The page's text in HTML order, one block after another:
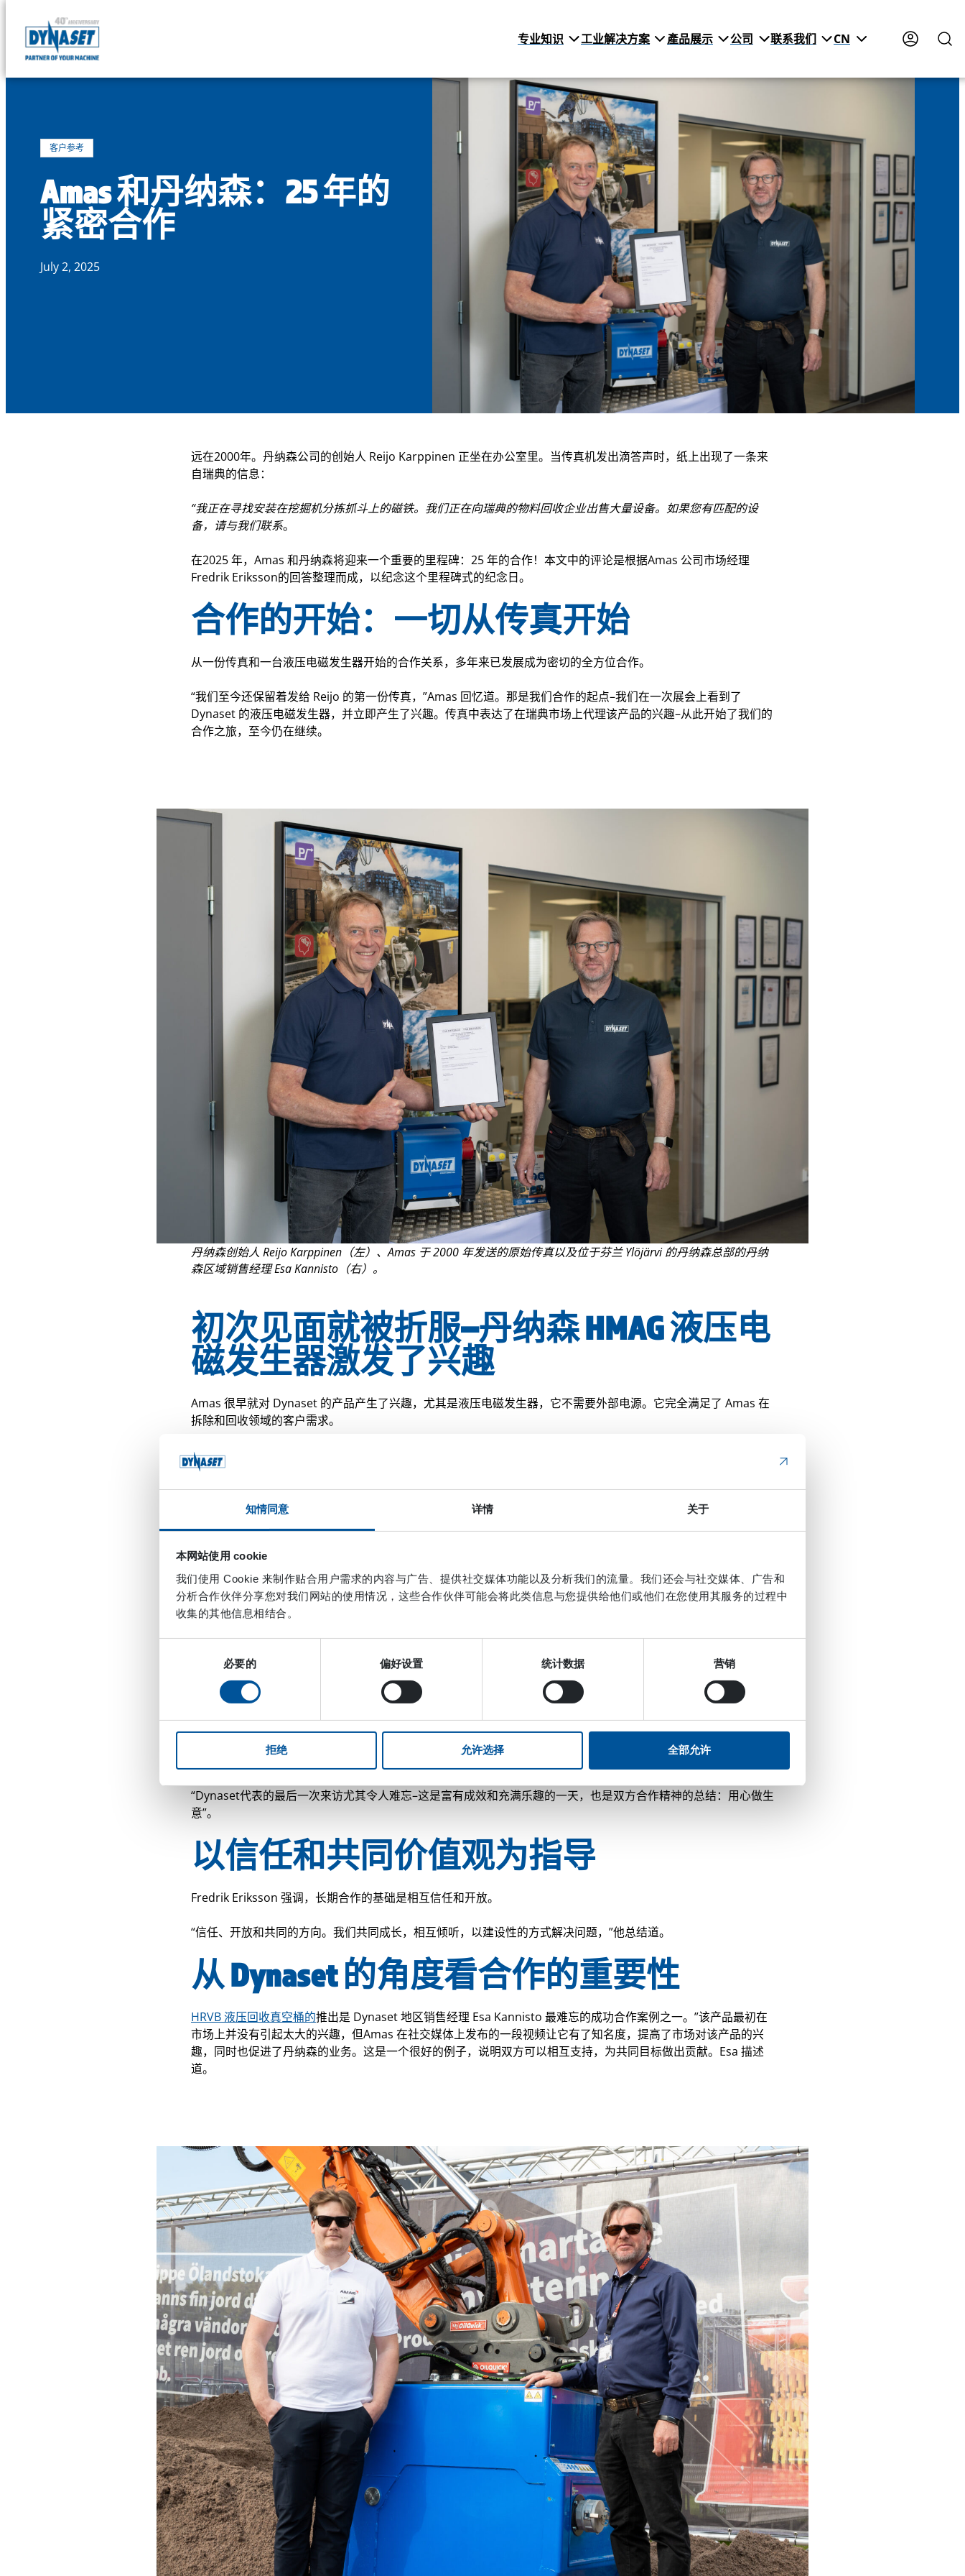
知情同意 详情 关于
本网站使用 cookie
我们使用 Cookie 来制作贴合用户需求的内容与广告、提供社交媒体功能以及分析我们的流量。我们还会与社交媒体、广告和
分析合作伙伴分享您对我们网站的使用情况，这些合作伙伴可能会将此类信息与您提供给他们或他们在您使用其服务的过程中
收集的其他信息相结合。
必要的 偏好设置 统计数据 营销
拒绝 允许选择 全部允许
Skip
DYNASET
专业知识 工业解决方案 產品展示 公司 联系我们 CN
客户参考
Amas 和丹纳森：25 年的
紧密合作
July 2, 2025
远在2000年。丹纳森公司的创始人 Reijo Karppinen 正坐在办公室里。当传真机发出滴答声时，纸上出现了一条来
自瑞典的信息：
“我正在寻找安装在挖掘机分拣抓斗上的磁铁。我们正在向瑞典的物料回收企业出售大量设备。如果您有匹配的设
备，请与我们联系。
在2025 年，Amas 和丹纳森将迎来一个重要的里程碑：25 年的合作！本文中的评论是根据Amas 公司市场经理
Fredrik Eriksson的回答整理而成，以纪念这个里程碑式的纪念日。
合作的开始：一切从传真开始
从一份传真和一台液压电磁发生器开始的合作关系，多年来已发展成为密切的全方位合作。
“我们至今还保留着发给 Reijo 的第一份传真，”Amas 回忆道。那是我们合作的起点–我们在一次展会上看到了
Dynaset 的液压电磁发生器，并立即产生了兴趣。传真中表达了在瑞典市场上代理该产品的兴趣–从此开始了我们的
合作之旅，至今仍在继续。
丹纳森创始人 Reijo Karppinen（左）、Amas 于 2000 年发送的原始传真以及位于芬兰 Ylöjärvi 的丹纳森总部的丹纳
森区域销售经理 Esa Kannisto（右）。
初次见面就被折服–丹纳森 HMAG 液压电
磁发生器激发了兴趣
Amas 很早就对 Dynaset 的产品产生了兴趣，尤其是液压电磁发生器，它不需要外部电源。它完全满足了 Amas 在
拆除和回收领域的客户需求。
“不需要外部电源的液压磁铁非常适合我们的客户群。这正是我们正在寻找的创新，”Fredrik Eriksson说。
深化合作–Dynaset产 品成为 Amas 产品系
列的一部分
现在，Dynaset 的产品已成为 Amas 产品系列的一部分。如今，Amas 几乎提供Dynaset 的全部产品，从电磁发生
器和高压水泵到压缩机和发电机。 Amas 公司为客户提供全系列的 拆除和回收设备，Dynaset 解决方案在这些设备
中是一个天然的解决方案–特别是在需要无需单独供电的移动机械的应用中。尤其是
Dynaset 的 PPL 高压管道清洗
装置
，近年来在农业和高尔夫球场用户中颇受欢迎。
“Dynaset的解决方案结构紧凑、效率高，最重要的是可靠。它们与我们的产品系列完美互补，支持我们为客户提供
人是合作的核心
“Dynaset代表的最后一次来访尤其令人难忘–这是富有成效和充满乐趣的一天，也是双方合作精神的总结：用心做生
意”。
以信任和共同价值观为指导
Fredrik Eriksson 强调，长期合作的基础是相互信任和开放。
“信任、开放和共同的方向。我们共同成长，相互倾听，以建设性的方式解决问题，”他总结道。
从 Dynaset 的角度看合作的重要性
HRVB 液压回收真空桶的推出是 Dynaset 地区销售经理 Esa Kannisto 最难忘的成功合作案例之一。”该产品最初在
市场上并没有引起太大的兴趣，但Amas 在社交媒体上发布的一段视频让它有了知名度，提高了市场对该产品的兴
趣，同时也促进了丹纳森的业务。这是一个很好的例子，说明双方可以相互支持，为共同目标做出贡献。Esa 描述
道。